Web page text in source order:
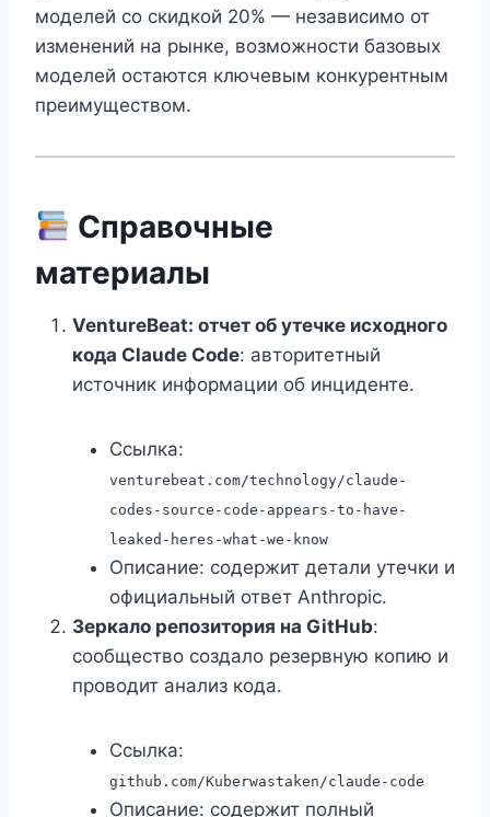
моделей со скидкой 20% — независимо от
изменений на рынке, возможности базовых
моделей остаются ключевым конкурентным
преимуществом.
Справочные
материалы
VentureBeat: отчет об утечке исходного
кода Claude Code: авторитетный
источник информации об инциденте.
Ссылка:
venturebeat.com/technology/claude-
codes-source-code-appears-to-have-
leaked-heres-what-we-know
Описание: содержит детали утечки и
официальный ответ Anthropic.
Зеркало репозитория на GitHub:
сообщество создало резервную копию и
проводит анализ кода.
Ссылка:
github.com/Kuberwastaken/claude-code
Описание: содержит полный